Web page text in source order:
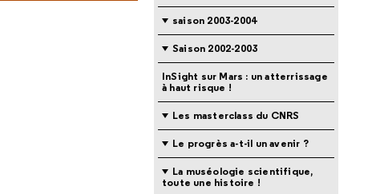
saison 2003-2004
Saison 2002-2003
InSight sur Mars : un atterrissage
à haut risque !
Les masterclass du CNRS
Le progrès a-t-il un avenir ?
La muséologie scientifique,
toute une histoire !